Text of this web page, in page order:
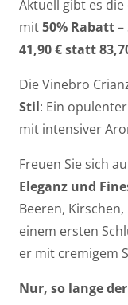
Aktuell gibt es die
mit50% Rabatt–
41,90 € statt
Die Vinebro
Stil: Ein
mit intensiver
Freuen Sie sich
Eleganz und
Beeren,
einem ersten
er mit cremigem
Nur, so lange